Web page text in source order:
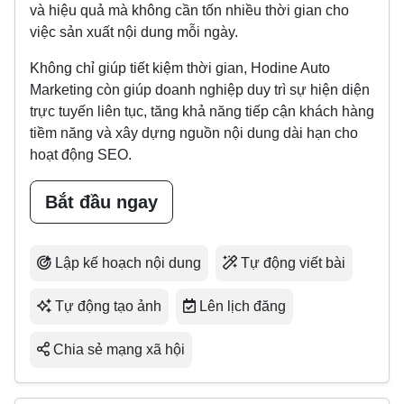
và hiệu quả mà không cần tốn nhiều thời gian cho
việc sản xuất nội dung mỗi ngày.
Không chỉ giúp tiết kiệm thời gian, Hodine Auto
Marketing còn giúp doanh nghiệp duy trì sự hiện diện
trực tuyến liên tục, tăng khả năng tiếp cận khách hàng
tiềm năng và xây dựng nguồn nội dung dài hạn cho
hoạt động SEO.
Bắt đầu ngay
Lập kế hoạch nội dung Tự động viết bài
Tự động tạo ảnh Lên lịch đăng
Chia sẻ mạng xã hội